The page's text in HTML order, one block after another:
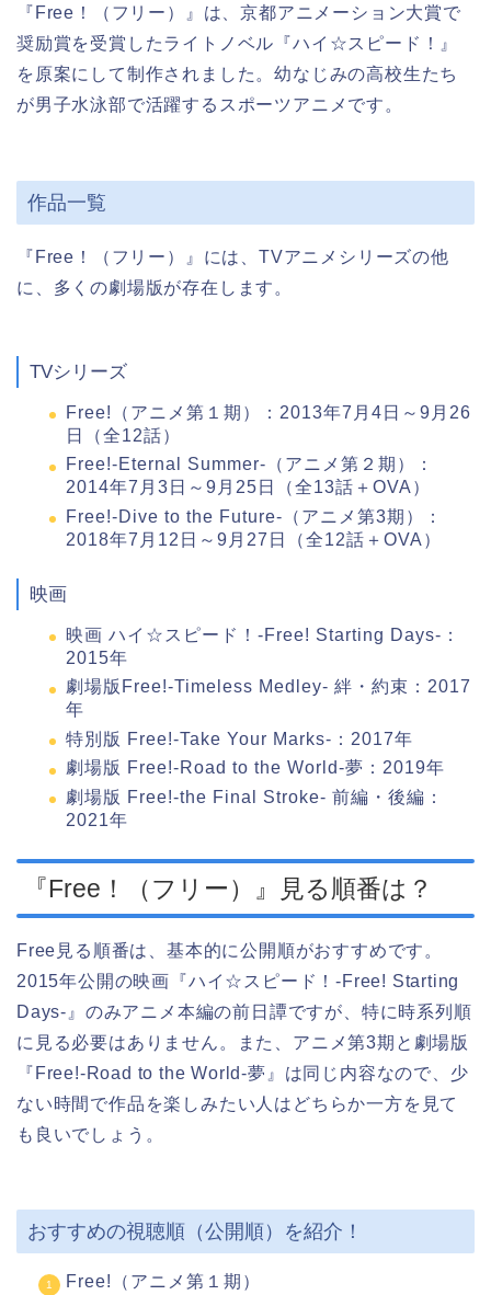
『Free！（フリー）』は、京都アニメーション大賞で
奨励賞を受賞したライトノベル『ハイ☆スピード！』
を原案にして制作されました。幼なじみの高校生たち
が男子水泳部で活躍するスポーツアニメです。
作品一覧
『Free！（フリー）』には、TVアニメシリーズの他
に、多くの劇場版が存在します。
TVシリーズ
Free!（アニメ第１期）：2013年7月4日～9月26
日（全12話）
Free!-Eternal Summer-（アニメ第２期）：
2014年7月3日～9月25日（全13話＋OVA）
Free!-Dive to the Future-（アニメ第3期）：
2018年7月12日～9月27日（全12話＋OVA）
映画
映画 ハイ☆スピード！-Free! Starting Days-：
2015年
劇場版Free!-Timeless Medley- 絆・約束：2017
年
特別版 Free!-Take Your Marks-：2017年
劇場版 Free!-Road to the World-夢：2019年
劇場版 Free!-the Final Stroke- 前編・後編：
2021年
『Free！（フリー）』見る順番は？
Free見る順番は、基本的に公開順がおすすめです。
2015年公開の映画『ハイ☆スピード！-Free! Starting
Days-』のみアニメ本編の前日譚ですが、特に時系列順
に見る必要はありません。また、アニメ第3期と劇場版
『Free!-Road to the World-夢』は同じ内容なので、少
ない時間で作品を楽しみたい人はどちらか一方を見て
も良いでしょう。
おすすめの視聴順（公開順）を紹介！
Free!（アニメ第１期）